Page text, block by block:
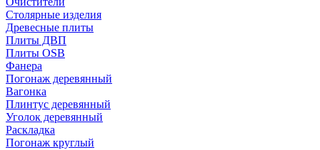
Столярные изделия
Древесные плиты
Плиты ДВП
Плиты OSB
Фанера
Погонаж деревянный
Вагонка
Плинтус деревянный
Уголок деревянный
Раскладка
Погонаж круглый